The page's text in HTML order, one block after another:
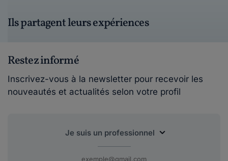
Ils partagent leurs expériences
Restez informé
Inscrivez-vous à la newsletter pour recevoir les
nouveautés et actualités selon votre profil